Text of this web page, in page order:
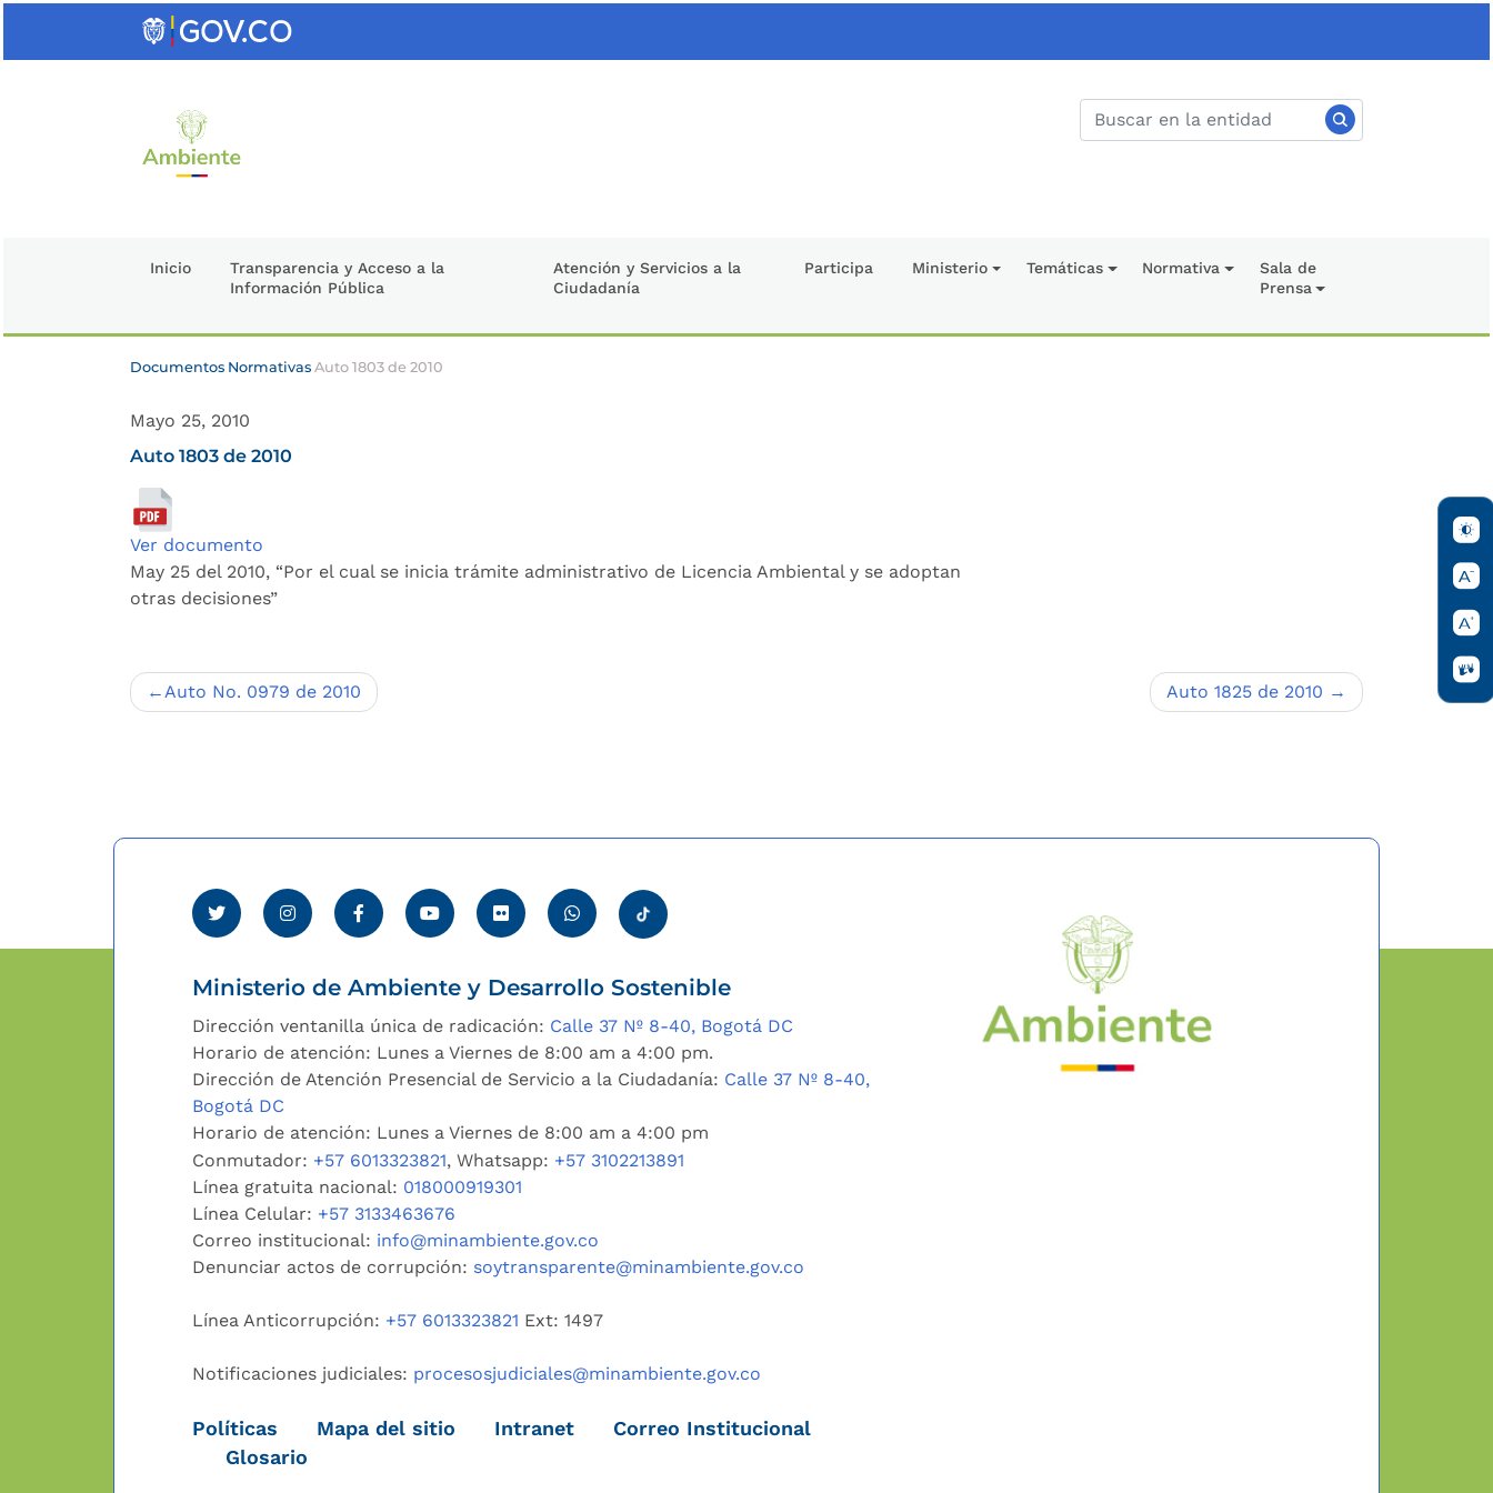
Inicio
Transparencia y Acceso a la
Información Pública
Atención y Servicios a la
Ciudadanía
Participa Ministerio Temáticas Normativa
Sala de
Prensa
Documentos Normativas Auto 1803 de 2010
Mayo 25, 2010
Auto 1803 de 2010
Ver documento
May 25 del 2010, “Por el cual se inicia trámite administrativo de Licencia Ambiental y se adoptan
otras decisiones”
Navegación
de
Auto No. 0979 de 2010 Auto 1825 de 2010
Ministerio de Ambiente y Desarrollo Sostenible
Dirección ventanilla única de radicación: Calle 37 Nº 8-40, Bogotá DC
Horario de atención: Lunes a Viernes de 8:00 am a 4:00 pm.
Dirección de Atención Presencial de Servicio a la Ciudadanía: Calle 37 Nº 8-40,
Bogotá DC
Horario de atención: Lunes a Viernes de 8:00 am a 4:00 pm
Conmutador: +57 6013323821, Whatsapp: +57 3102213891
Línea gratuita nacional: 018000919301
Línea Celular: +57 3133463676
Correo institucional: info@minambiente.gov.co
Denunciar actos de corrupción: soytransparente@minambiente.gov.co
Línea Anticorrupción: +57 6013323821 Ext: 1497
Notificaciones judiciales: procesosjudiciales@minambiente.gov.co
Políticas Mapa del sitio Intranet
Correo Institucional
Glosario